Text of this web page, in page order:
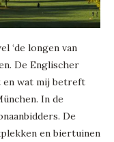
‘de longen van
De Englischer
en wat mij betreft
In de
De
en biertuinen